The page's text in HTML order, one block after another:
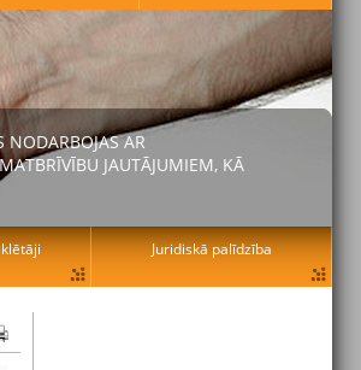
NODARBOJAS AR
JAUTĀJUMIEM, KĀ
Juridiskā palīdzība